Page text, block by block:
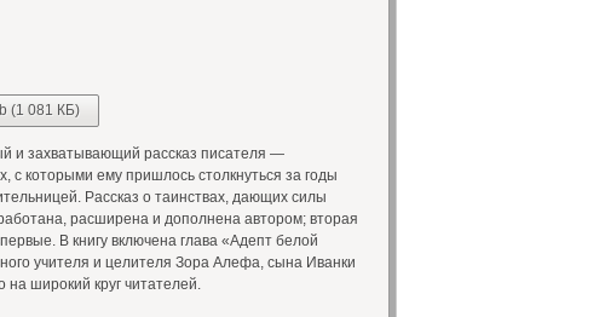
(1 081 КБ)
и захватывающий рассказ писателя —
с которыми ему пришлось столкнуться за годы
Рассказ о таинствах, дающих силы
расширена и дополнена автором; вторая
В книгу включена глава «Адепт белой
учителя и целителя Зора Алефа, сына Иванки
широкий круг читателей.